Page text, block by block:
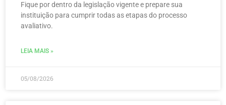
Fique por dentro da legislação vigente e prepare sua
instituição para cumprir todas as etapas do processo
avaliativo.
LEIA MAIS »
05/08/2026